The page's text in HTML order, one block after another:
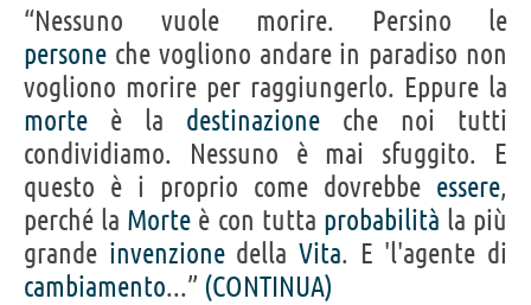
“Nessuno vuole morire. Persino le
persone che vogliono andare in paradiso non
vogliono morire per raggiungerlo. Eppure la
morte è la destinazione che noi tutti
condividiamo. Nessuno è mai sfuggito. E
questo è i proprio come dovrebbe essere,
perché la Morte è con tutta probabilità la più
grande invenzionedellaVita. E 'l'agente di
cambiamento...” (CONTINUA)